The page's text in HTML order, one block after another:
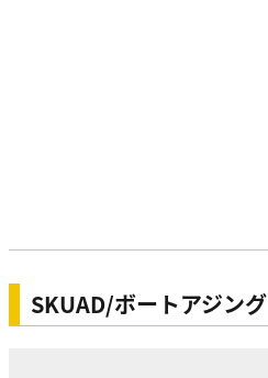
SKUAD/ボートアジング